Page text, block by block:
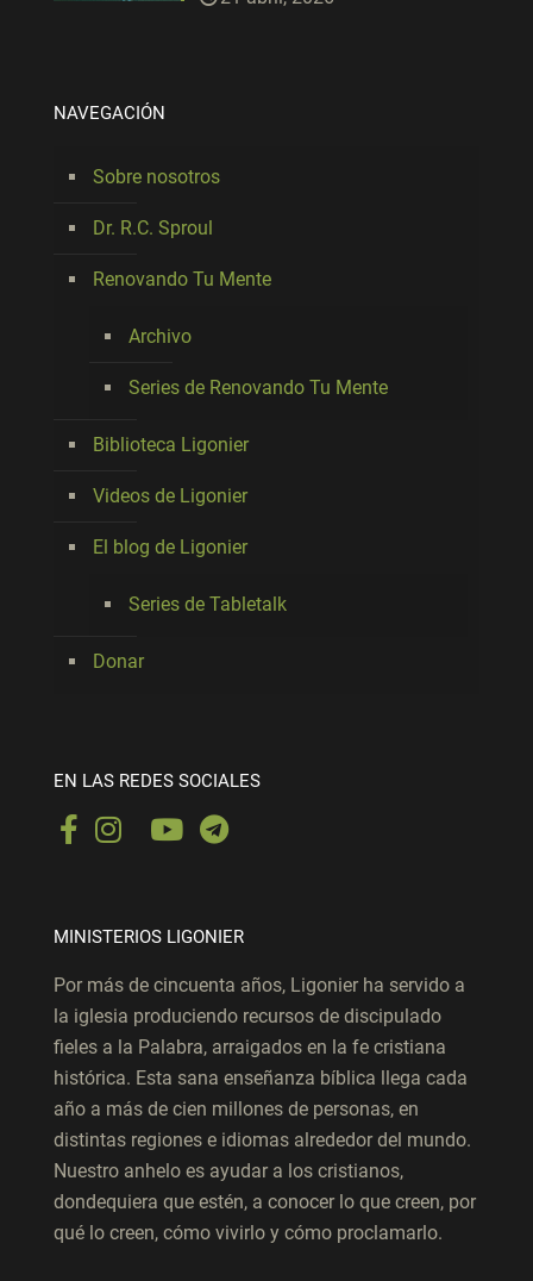
NAVEGACIÓN
Sobre nosotros
Dr. R.C. Sproul
Renovando Tu Mente
Archivo
Series de Renovando Tu Mente
Biblioteca Ligonier
Videos de Ligonier
El blog de Ligonier
Series de Tabletalk
Donar
EN LAS REDES SOCIALES
MINISTERIOS LIGONIER
Por más de cincuenta años, Ligonier ha servido a
la iglesia produciendo recursos de discipulado
fieles a la Palabra, arraigados en la fe cristiana
histórica. Esta sana enseñanza bíblica llega cada
año a más de cien millones de personas, en
distintas regiones e idiomas alrededor del mundo.
Nuestro anhelo es ayudar a los cristianos,
dondequiera que estén, a conocer lo que creen, por
qué lo creen, cómo vivirlo y cómo proclamarlo.